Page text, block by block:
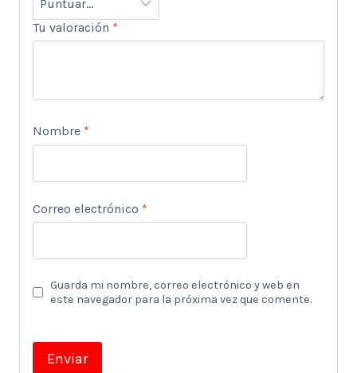
Tu valoración *
Nombre *
Correo electrónico *
Guarda mi nombre, correo electrónico y web en
este navegador para la próxima vez que comente.